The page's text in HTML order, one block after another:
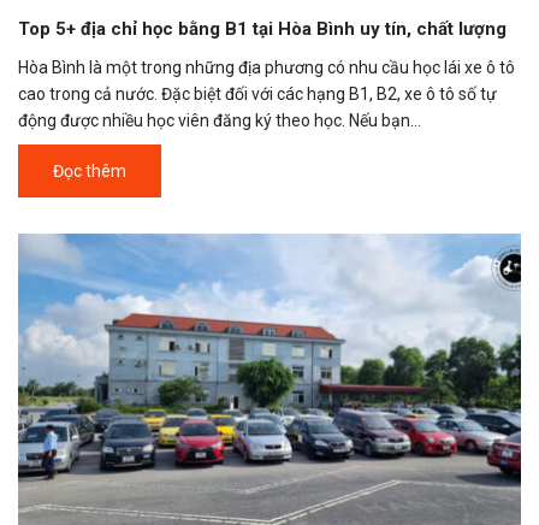
Top 5+ địa chỉ học bằng B1 tại Hòa Bình uy tín, chất lượng
Hòa Bình là một trong những địa phương có nhu cầu học lái xe ô tô
cao trong cả nước. Đặc biệt đối với các hạng B1, B2, xe ô tô số tự
động được nhiều học viên đăng ký theo học. Nếu bạn...
Đọc thêm